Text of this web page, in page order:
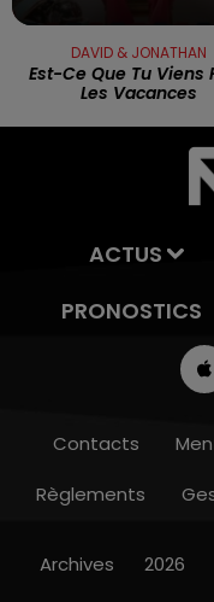
8h00 - 10h00
DAVID & JONATHAN
Est-Ce Que Tu Viens
Les Vacances
ACTUS
PRONOSTICS
Contacts
Règlements
Archives 2026